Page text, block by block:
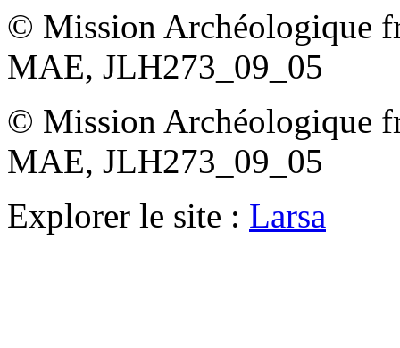
© Mission Archéologique
MAE, JLH273_09_05
© Mission Archéologique
MAE, JLH273_09_05
Explorer le site : Larsa